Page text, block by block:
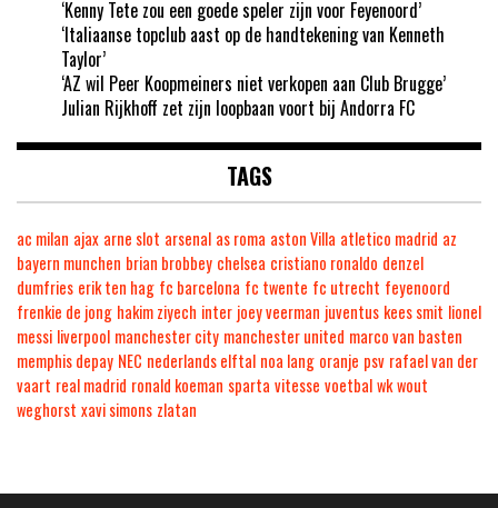
‘Kenny Tete zou een goede speler zijn voor Feyenoord’
‘Italiaanse topclub aast op de handtekening van Kenneth
Taylor’
‘AZ wil Peer Koopmeiners niet verkopen aan Club Brugge’
Julian Rijkhoff zet zijn loopbaan voort bij Andorra FC
TAGS
ac milan ajax arne slot arsenal as roma aston Villa atletico madrid az
bayern munchen brian brobbey chelsea cristiano ronaldo denzel
dumfries erik ten hag fc barcelona fc twente fc utrecht feyenoord
frenkie de jong hakim ziyech inter joey veerman juventus kees smit lionel
messi liverpool manchester city manchester united marco van basten
memphis depay NEC nederlands elftal noa lang oranje psv rafael van der
vaart real madrid ronald koeman sparta vitesse voetbalwkwout
weghorst xavi simons zlatan